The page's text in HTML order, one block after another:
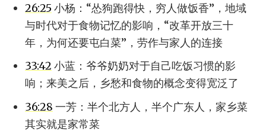
26:25 小杨：“怂狗跑得快，穷人做饭香”，地域
与时代对于食物记忆的影响，“改革开放三十
年，为何还要屯白菜”，劳作与家人的连接
33:42 小蓝：爷爷奶奶对于自己吃饭习惯的影
响；来美之后，乡愁和食物的概念变得宽泛了
36:28 一芳：半个北方人，半个广东人，家乡菜
其实就是家常菜